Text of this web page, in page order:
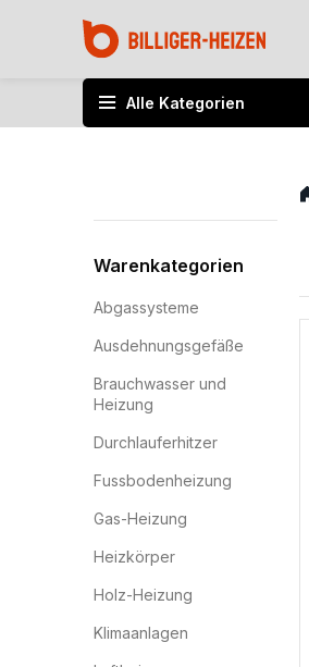
Alle Kategorien
Warenkategorien
Abgassysteme
Ausdehnungsgefäße
Brauchwasser und
Heizung
Durchlauferhitzer
Fussbodenheizung
Gas-Heizung
Heizkörper
Holz-Heizung
Klimaanlagen